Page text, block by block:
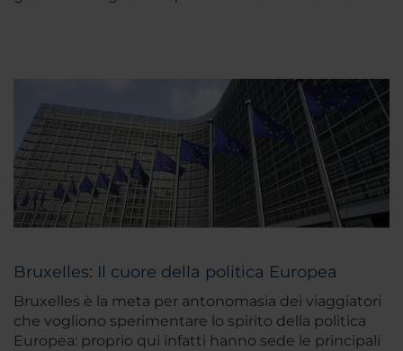
Bruxelles: Il cuore della politica Europea
Bruxelles è la meta per antonomasia dei viaggiatori
che vogliono sperimentare lo spirito della politica
Europea: proprio qui infatti hanno sede le principali